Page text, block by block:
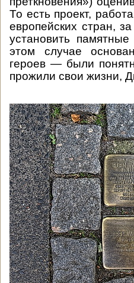
То есть проект,
европейских стран,
установить
этом случае
героев — были
прожили свои жизни,